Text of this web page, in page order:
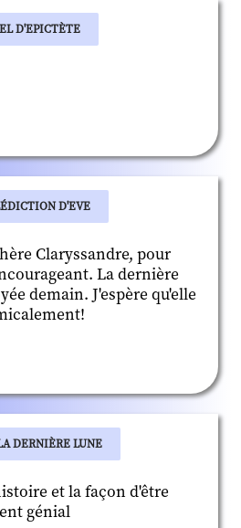
D'EPICTÈTE
D'EVE
Claryssandre, pour
La dernière
demain. J'espère qu'elle
DERNIÈRE LUNE
et la façon d'être
génial